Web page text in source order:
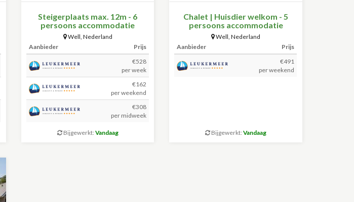
Steigerplaats max. 12m - 6
persoons accommodatie
Well, Nederland
Aanbieder
Prijs
€528
per week
€162
per weekend
€308
per midweek
Bijgewerkt: Vandaag
Chalet | Huisdier welkom - 5
persoons accommodatie
Well,Nederland
Aanbieder
Prijs
€491
per weekend
Bijgewerkt:Vandaag